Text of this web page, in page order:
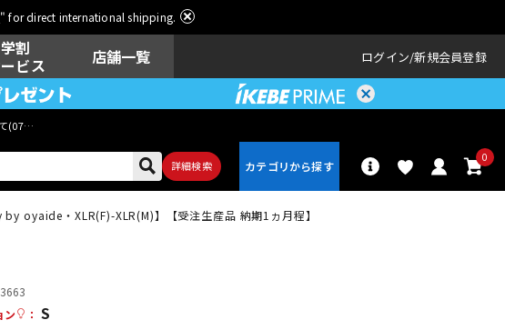
" for direct international shipping.
学割
ビス
店舗一覧 ログイン 新規会員登録
(07月29日
詳細検索
0
oyaide・XLR(F)-XLR(M)】【受注生産品 納期1ヵ月程】
ン
： S